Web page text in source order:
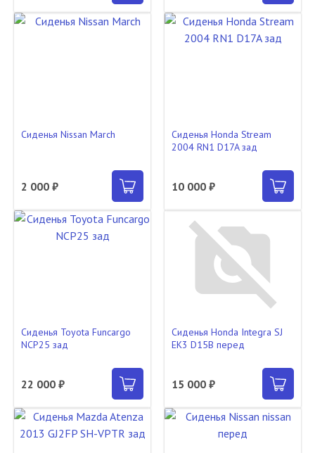
Сиденья Nissan March
2 000 ₽
Сиденья Honda Stream
2004 RN1 D17A зад
10 000 ₽
Сиденья Toyota Funcargo
NCP25 зад
22 000 ₽
Сиденья Honda Integra SJ
EK3 D15B перед
15 000 ₽